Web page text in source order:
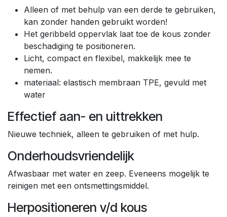
Alleen of met behulp van een derde te gebruiken,
kan zonder handen gebruikt worden!
Het geribbeld oppervlak laat toe de kous zonder
beschadiging te positioneren.
Licht, compact en flexibel, makkelijk mee te
nemen.
materiaal: elastisch membraan TPE, gevuld met
water
Effectief aan- en uittrekken
Nieuwe techniek, alleen te gebruiken of met hulp.
Onderhoudsvriendelijk
Afwasbaar met water en zeep. Eveneens mogelijk te
reinigen met een ontsmettingsmiddel.
Herpositioneren v/d kous